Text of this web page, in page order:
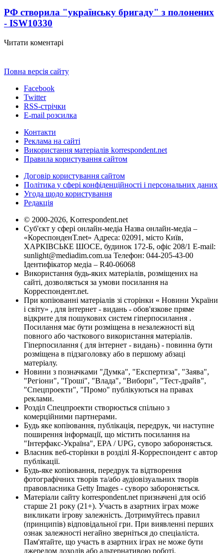
РФ створила "українську бригаду" з полонених
- ISW10330
Читати коментарі
Повна версія сайту
Facebook
Twitter
RSS-стрічки
E-mail розсилка
Контакти
Реклама на сайті
Використання матеріалів korrespondent.net
Правила користування сайтом
Договір користування сайтом
Політика у сфері конфіденційності і персональних даних
Угода щодо користування
Редакція
© 2000-2026, Korrespondent.net
Суб'єкт у сфері онлайн-медіа Назва онлайн-медіа –
«КореспонденТ.net» Адреса: 02091, місто Київ,
ХАРКІВСЬКЕ ШОСЕ, будинок 172-Б, офіс 208/1 E-mail:
sunlight@mediadim.com.ua Телефон: 044-205-43-00
Ідентифікатор медіа – R40-06068
Використання будь-яких матеріалів, розміщених на
сайті, дозволяється за умови посилання на
Корреспондент.net.
При копіюванні матеріалів зі сторінки « Новини України
і світу» , для інтернет - видань - обов'язкове пряме
відкрите для пошукових систем гіперпосилання .
Посилання має бути розміщена в незалежності від
повного або часткового використання матеріалів.
Гіперпосилання ( для інтернет - видань) - повинна бути
розміщена в підзаголовку або в першому абзаці
матеріалу.
Новини з позначками "Думка", "Експертиза", "Заява",
"Регіони", "Гроші", "Влада", "Вибори", "Тест-драйв",
"Спецпроекти", "Промо" публікуються на правах
реклами.
Розділ Спецпроекти створюється спільно з
комерційними партнерами.
Будь яке копіювання, публікація, передрук, чи наступне
поширення інформації, що містить посилання на
"Інтерфакс-Україна", EPA / UPG, суворо забороняється.
Власник веб-сторінки в розділі Я-Корреспондент є автор
публікації.
Будь-яке копіювання, передрук та відтворення
фотографічних творів та/або аудіовізуальних творів
правовласника Getty Images - суворо забороняється.
Матеріали сайту korrespondent.net призначені для осіб
старше 21 року (21+). Участь в азартних іграх може
викликати ігрову залежність. Дотримуйтесь правил
(принципів) відповідальної гри. При виявленні перших
ознак залежності негайно зверніться до спеціаліста.
Пам'ятайте, що участь в азартних іграх не може бути
джерелом доходів або альтернативою роботі.